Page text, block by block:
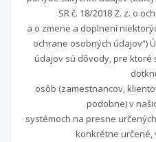
SR č. 18/2018 Z. z. o
a o zmene a doplnení
ochrane osobných údajov“)
údajov sú dôvody, pre
osôb (zamestnancov,
podobne) v
systémoch na presne
konkrétne určené,